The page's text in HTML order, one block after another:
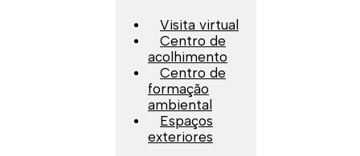
Visita virtual
Centro de
acolhimento
Centro de
formação
ambiental
Espaços
exteriores